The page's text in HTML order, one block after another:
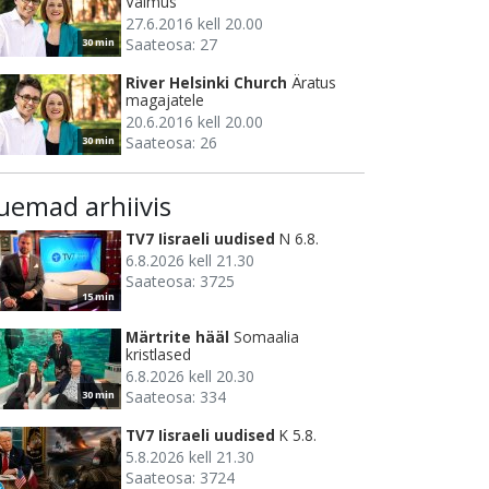
30 min
27.6.2016 kell 20.00
Saateosa: 27
30 min
River Helsinki Church Äratus
magajatele
20.6.2016 kell 20.00
Saateosa: 26
arhiivis
15 min
TV7 Iisraeli uudised N 6.8.
6.8.2026 kell 21.30
Saateosa: 3725
30 min
Märtrite hääl Somaalia
kristlased
6.8.2026 kell 20.30
Saateosa: 334
TV7 Iisraeli uudised K 5.8.
5.8.2026 kell 21.30
Saateosa: 3724